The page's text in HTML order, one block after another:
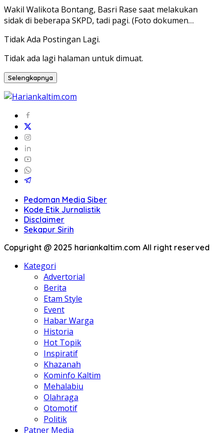
Wakil Walikota Bontang, Basri Rase saat melakukan
sidak di beberapa SKPD, tadi pagi. (Foto dokumen…
Tidak Ada Postingan Lagi.
Tidak ada lagi halaman untuk dimuat.
Selengkapnya
Pedoman Media Siber
Kode Etik Jurnalistik
Disclaimer
Sekapur Sirih
Copyright @ 2025 hariankaltim.com All right reserved
Kategori
Advertorial
Berita
Etam Style
Event
Habar Warga
Historia
Hot Topik
Inspiratif
Khazanah
Kominfo Kaltim
Mehalabiu
Olahraga
Otomotif
Politik
Patner Media